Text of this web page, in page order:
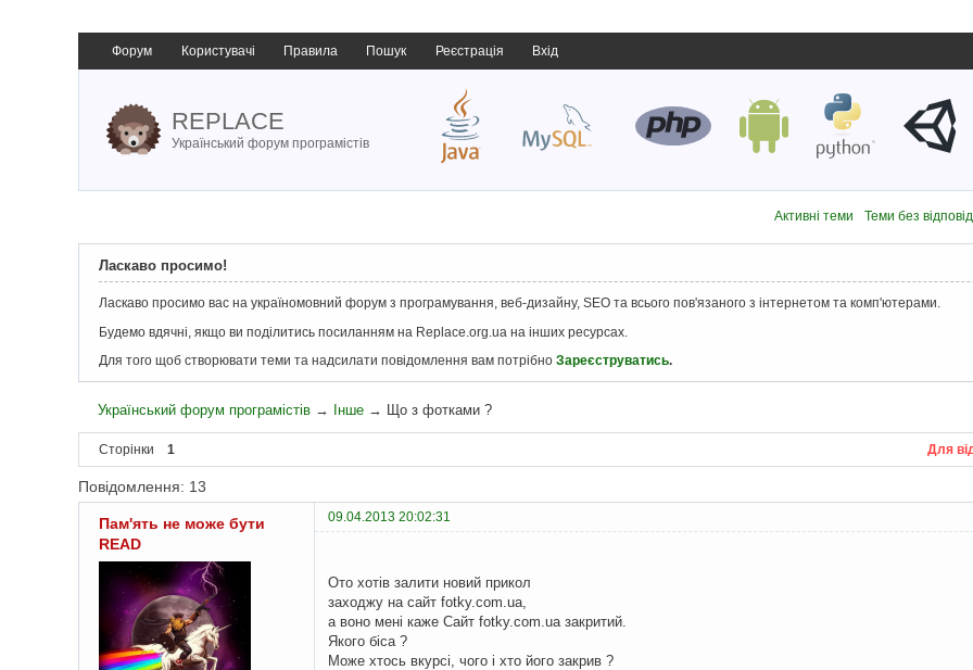
Форум Користувачі Правила Пошук Реєстрація Вхід
REPLACE
Український форум програмістів
Активні теми Теми без
Ласкаво просимо!
Ласкаво просимо вас на україномовний форум з програмування, веб-дизайну, SEO та всього пов'язаного з інтернетом та комп'ютерами.
Будемо вдячні, якщо ви поділитись посиланням на Replace.org.ua на інших ресурсах.
Для того щоб створювати теми та надсилати повідомлення вам потрібно Зареєструватись.
Український форум програмістів → Інше → Що з фотками ?
Сторінки 1 Для
Повідомлення: 13
Пам'ять не може бути
READ
09.04.2013 20:02:31
Ото хотів залити новий прикол
заходжу на сайт fotky.com.ua,
а воно мені каже Cайт fotky.com.ua закритий.
Якого біса ?
Може хтось вкурсі, чого і хто його закрив ?